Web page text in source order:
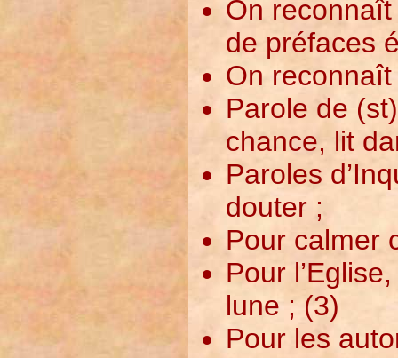
On
de préfaces
On
Parole de
chance, lit
Paroles
douter ;
Pour calmer
Pour
lune ; (3)
Pour les